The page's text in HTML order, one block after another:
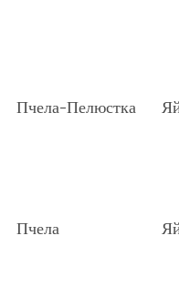
Пчела-Пелюстка
Пчела